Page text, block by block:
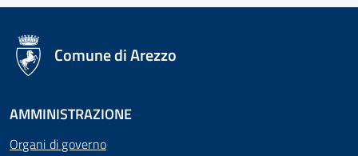
logo Unione Europea
Comune di Arezzo
AMMINISTRAZIONE
Organi di governo